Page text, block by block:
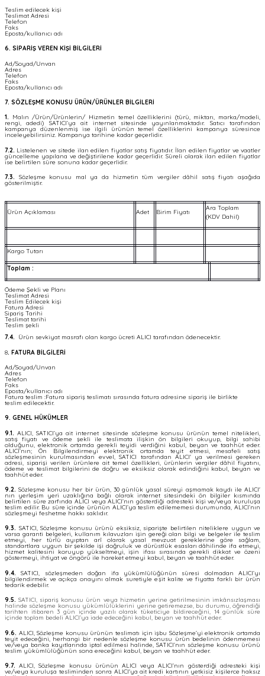
Teslim edilecek kişi
Teslimat Adresi
Telefon
Faks
Eposta/kullanıcı adı
6. SİPARİŞ VEREN KİŞİ BİLGİLERİ
Ad/Soyad/Unvan
Adres
Telefon
Faks
Eposta/kullanıcı adı
7. SÖZLEŞME KONUSU ÜRÜN/ÜRÜNLER BİLGİLERİ
1. Malın /Ürün/Ürünlerin/ Hizmetin temel özelliklerini (türü, miktarı, marka/modeli,
rengi, adedi) SATICI’ya ait internet sitesinde yayınlanmaktadır. Satıcı tarafından
kampanya düzenlenmiş ise ilgili ürünün temel özelliklerini kampanya süresince
inceleyebilirsiniz. Kampanya tarihine kadar geçerlidir.
7.2. Listelenen ve sitede ilan edilen fiyatlar satış fiyatıdır. İlan edilen fiyatlar ve vaatler
güncelleme yapılana ve değiştirilene kadar geçerlidir. Süreli olarak ilan edilen fiyatlar
ise belirtilen süre sonuna kadar geçerlidir.
7.3. Sözleşme konusu mal ya da hizmetin tüm vergiler dâhil satış fiyatı aşağıda
gösterilmiştir.
Ürün Açıklaması Adet Birim Fiyatı
Ara Toplam
(KDV Dahil)
Kargo Tutarı
Toplam :
Ödeme Şekli ve Planı
Teslimat Adresi
Teslim Edilecek kişi
Fatura Adresi
Sipariş Tarihi
Teslimat tarihi
Teslim şekli
7.4. Ürün sevkiyat masrafı olan kargo ücreti ALICI tarafından ödenecektir.
8. FATURA BİLGİLERİ
Ad/Soyad/Unvan
Adres
Telefon
Faks
Eposta/kullanıcı adı
Fatura teslim :Fatura sipariş teslimatı sırasında fatura adresine sipariş ile birlikte
teslim edilecektir.
9. GENEL HÜKÜMLER
9.1. ALICI, SATICI’ya ait internet sitesinde sözleşme konusu ürünün temel nitelikleri,
satış fiyatı ve ödeme şekli ile teslimata ilişkin ön bilgileri okuyup, bilgi sahibi
olduğunu, elektronik ortamda gerekli teyidi verdiğini kabul, beyan ve taahhüt eder.
ALICI’nın; Ön Bilgilendirmeyi elektronik ortamda teyit etmesi, mesafeli satış
sözleşmesinin kurulmasından evvel, SATICI tarafından ALICI' ya verilmesi gereken
adresi, siparişi verilen ürünlere ait temel özellikleri, ürünlerin vergiler dâhil fiyatını,
ödeme ve teslimat bilgilerini de doğru ve eksiksiz olarak edindiğini kabul, beyan ve
taahhüt eder.
9.2. Sözleşme konusu her bir ürün, 30 günlük yasal süreyi aşmamak kaydı ile ALICI'
nın yerleşim yeri uzaklığına bağlı olarak internet sitesindeki ön bilgiler kısmında
belirtilen süre zarfında ALICI veya ALICI’nın gösterdiği adresteki kişi ve/veya kuruluşa
teslim edilir. Bu süre içinde ürünün ALICI’ya teslim edilememesi durumunda, ALICI’nın
sözleşmeyi feshetme hakkı saklıdır.
9.3. SATICI, Sözleşme konusu ürünü eksiksiz, siparişte belirtilen niteliklere uygun ve
varsa garanti belgeleri, kullanım kılavuzları işin gereği olan bilgi ve belgeler ile teslim
etmeyi, her türlü ayıptan arî olarak yasal mevzuat gereklerine göre sağlam,
standartlara uygun bir şekilde işi doğruluk ve dürüstlük esasları dâhilinde ifa etmeyi,
hizmet kalitesini koruyup yükseltmeyi, işin ifası sırasında gerekli dikkat ve özeni
göstermeyi, ihtiyat ve öngörü ile hareket etmeyi kabul, beyan ve taahhüt eder.
9.4. SATICI, sözleşmeden doğan ifa yükümlülüğünün süresi dolmadan ALICI’yı
bilgilendirmek ve açıkça onayını almak suretiyle eşit kalite ve fiyatta farklı bir ürün
tedarik edebilir.
9.5. SATICI, sipariş konusu ürün veya hizmetin yerine getirilmesinin imkânsızlaşması
halinde sözleşme konusu yükümlülüklerini yerine getiremezse, bu durumu, öğrendiği
tarihten itibaren 3 gün içinde yazılı olarak tüketiciye bildireceğini, 14 günlük süre
içinde toplam bedeli ALICI’ya iade edeceğini kabul, beyan ve taahhüt eder.
9.6. ALICI, Sözleşme konusu ürünün teslimatı için işbu Sözleşme’yi elektronik ortamda
teyit edeceğini, herhangi bir nedenle sözleşme konusu ürün bedelinin ödenmemesi
ve/veya banka kayıtlarında iptal edilmesi halinde, SATICI’nın sözleşme konusu ürünü
teslim yükümlülüğünün sona ereceğini kabul, beyan ve taahhüt eder.
9.7. ALICI, Sözleşme konusu ürünün ALICI veya ALICI’nın gösterdiği adresteki kişi
ve/veya kuruluşa tesliminden sonra ALICI'ya ait kredi kartının yetkisiz kişilerce haksız